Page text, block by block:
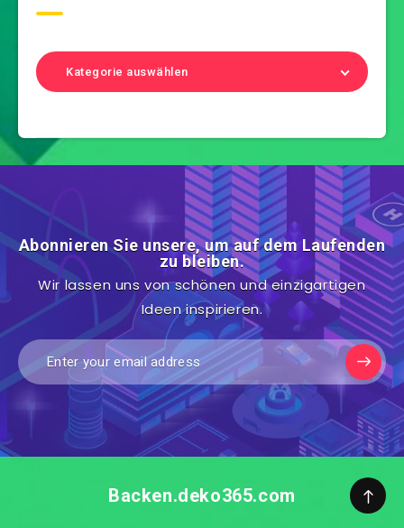
Kategorie auswählen
Abonnieren Sie unsere, um auf dem Laufenden
zu bleiben.
Wir lassen uns von schönen und einzigartigen
Ideen inspirieren.
Backen.deko365.com